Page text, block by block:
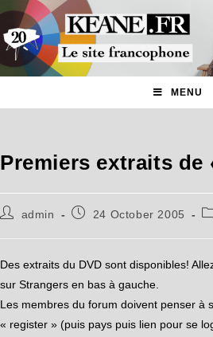
MENU
Premiers extraits de
admin 24 October 2005
Des extraits du DVD sont disponibles!
sur Strangers en bas à gauche.
Les membres du forum doivent penser à
« register » (puis pays puis lien pour se